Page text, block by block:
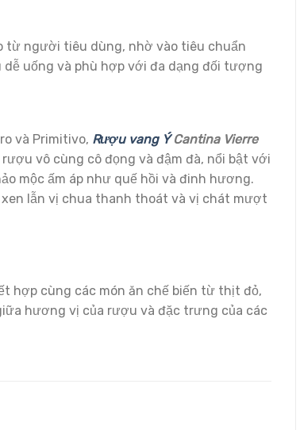
từ người tiêu dùng, nhờ vào tiêu chuẩn
uống và phù hợp với đa dạng đối tượng
và Primitivo, Rượu vang ÝCantina Vierre
vô cùng cô đọng và đậm đà, nổi bật với
mộc ấm áp như quế hồi và đinh hương.
lẫn vị chua thanh thoát và vị chát mượt
hợp cùng các món ăn chế biến từ thịt đỏ,
hương vị của rượu và đặc trưng của các